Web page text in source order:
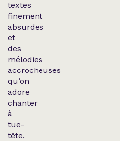
textes
finement
absurdes
et
des
mélodies
accrocheuses
qu’on
adore
chanter
à
tue-
tête.